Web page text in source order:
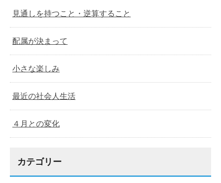
見通しを持つこと・逆算すること
配属が決まって
小さな楽しみ
最近の社会人生活
４月との変化
カテゴリー